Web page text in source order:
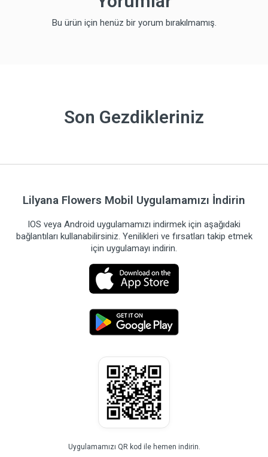
Bu ürün için henüz bir yorum bırakılmamış.
Son Gezdikleriniz
Lilyana Flowers Mobil Uygulamamızı İndirin
IOS veya Android uygulamamızı indirmek için aşağıdaki
bağlantıları kullanabilirsiniz. Yenilikleri ve fırsatları takip etmek
için uygulamayı indirin.
Uygulamamızı QR kod ile hemen indirin.